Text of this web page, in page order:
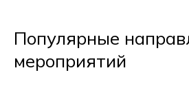
Популярные
мероприятий